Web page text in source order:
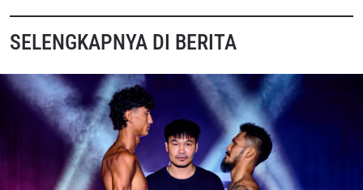
SELENGKAPNYA DI BERITA
LIHAT SOROTAN TERBAIK
pengumpulan, penggunaan dan pembukaan informasi
anda berdasarkanKebijakan Privasi kami. Anda dapat
membatalkan (unsubscribe) dari jenis komunikasi ini
kapan saja.